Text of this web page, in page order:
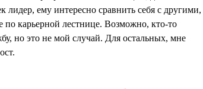
лидер, ему интересно сравнить себя с другими,
по карьерной лестнице. Возможно, кто-то
но это не мой случай. Для остальных, мне